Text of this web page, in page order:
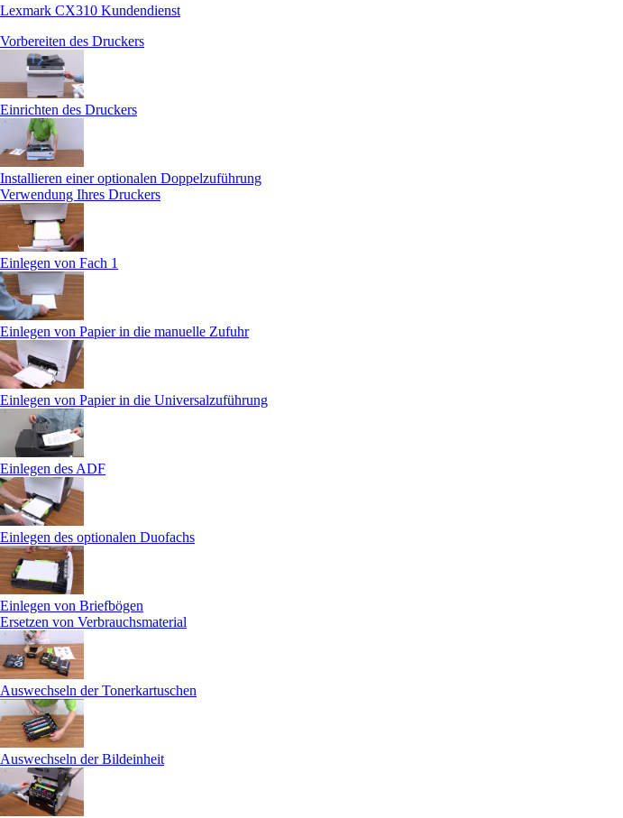
Lexmark CX310 Kundendienst
Vorbereiten des Druckers
Einrichten des Druckers
Installieren einer optionalen Doppelzuführung
Verwendung Ihres Druckers
Einlegen von Fach 1
Einlegen von Papier in die manuelle Zufuhr
Einlegen von Papier in die Universalzuführung
Einlegen des ADF
Einlegen des optionalen Duofachs
Einlegen von Briefbögen
Ersetzen von Verbrauchsmaterial
Auswechseln der Tonerkartuschen
Auswechseln der Bildeinheit